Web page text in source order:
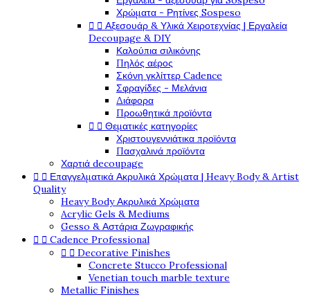
Χρώματα - Ρητίνες Sospeso
  Αξεσουάρ & Υλικά Χειροτεχνίας | Εργαλεία
Decoupage & DIY
Καλούπια σιλικόνης
Πηλός αέρος
Σκόνη γκλίττερ Cadence
Σφραγίδες - Μελάνια
Διάφορα
Προωθητικά προϊόντα
  Θεματικές κατηγορίες
Χριστουγεννιάτικα προϊόντα
Πασχαλινά προϊόντα
Χαρτιά decoupage
  Επαγγελματικά Ακρυλικά Χρώματα | Heavy Body & Artist
Quality
Heavy Body Ακρυλικά Χρώματα
Acrylic Gels & Mediums
Gesso & Αστάρια Ζωγραφικής
  Cadence Professional
  Decorative Finishes
Concrete Stucco Professional
Venetian touch marble texture
Metallic Finishes